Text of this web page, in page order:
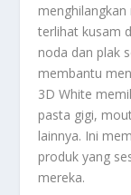
terlihat kusam
noda dan plak
membantu
3D White
pasta gigi,
lainnya. Ini
produk yang
mereka.